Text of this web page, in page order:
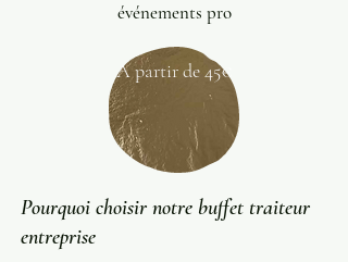
événements pro
A partir de 45€
Pourquoi choisir notre buffet traiteur
entreprise